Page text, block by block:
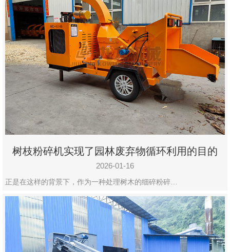
树枝粉碎机实现了园林废弃物循环利用的目的
2026-01-16
正是在这样的背景下，作为一种处理树木的细碎粉碎…